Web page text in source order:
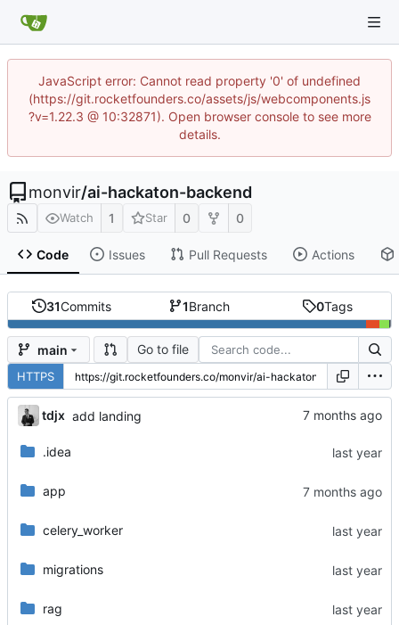
JavaScript error: Cannot read property '0' of undefined
(https://git.rocketfounders.co/assets/js/webcomponents.js
?v=1.22.3 @ 10:32871). Open browser console to see more
details.
monvir/ai-hackaton-backend
Watch 1 Star 0 0
Code Issues Pull Requests Actions
31Commits 1Branch 0Tags
main Go to file
HTTPS
tdjx add landing
.idea
app
celery_worker
migrations
rag